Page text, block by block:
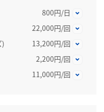
800円/日
22,000円/回
)
13,200円/回
2,200円/回
11,000円/回